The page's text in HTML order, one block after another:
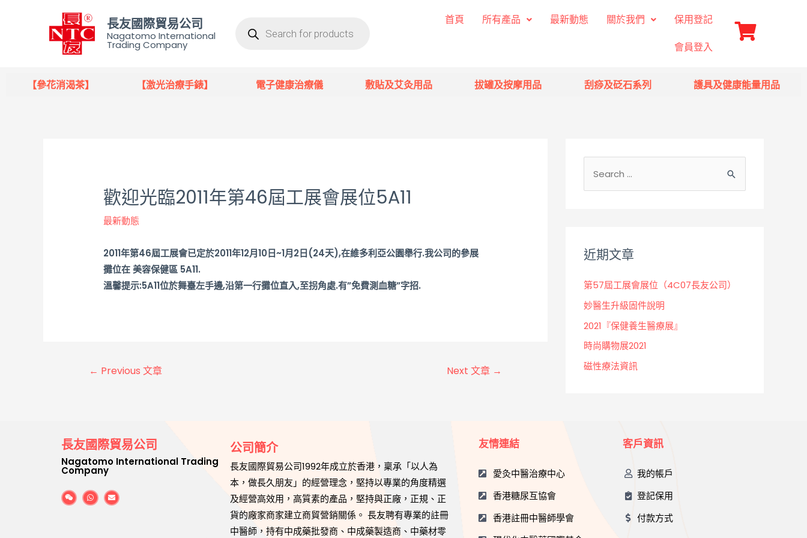
長友國際貿易公司
Nagatomo International
Trading Company
首頁 所有產品 最新動態 關於我們
保用登記
會員登入
【參花消渴茶】 【激光治療手錶】 電子健康治療儀 敷貼及艾灸用品 拔罐及按摩用品 刮痧及砭石系列 護具及健康能量用品
歡迎光臨2011年第46屆工展會展位5A11
最新動態
2011年第46屆工展會已定於2011年12月10日~1月2日(24天),在維多利亞公園舉行.我公司的參展
攤位在 美容保健區 5A11.
溫馨提示:5A11位於舞臺左手邊,沿第一行攤位直入,至拐角處.有”免費測血糖”字招.
← Previous 文章 Next 文章 →
近期文章
第57屆工展會展位（4C07長友公司）
妙醫生升級固件說明
2021『保健養生醫療展』
時尚購物展2021
磁性療法資訊
長友國際貿易公司
Nagatomo International Trading
Company
公司簡介
長友國際貿易公司1992年成立於香港，稟承「以人為
本，做長久朋友」的經營理念，堅持以專業的角度精選
及經營高效用，高質素的產品，堅持與正廠，正規、正
貨的廠家商家建立商貿營銷關係。 長友聘有專業的註冊
中醫師，持有中成藥批發商、中成藥製造商、中藥材零
友情連結
愛灸中醫治療中心
香港糖尿互協會
香港註冊中醫師學會
客戶資訊
我的帳戶
登記保用
付款方式